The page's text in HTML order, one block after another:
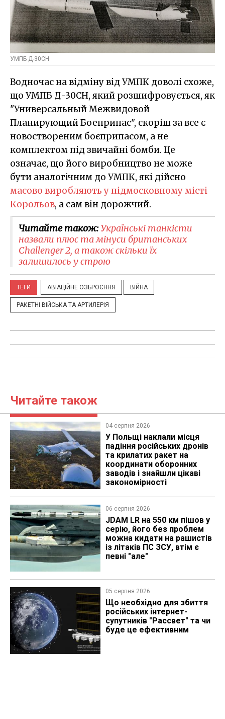
УМПБ Д-30СН
Водночас на відміну від УМПК доволі схоже,
що УМПБ Д-30СН, який розшифровується, як
"Универсальный Межвидовой
Планирующий Боеприпас", скоріш за все є
новоствореним боєприпасом, а не
комплектом під звичайні бомби. Це
означає, що його виробництво не може
бути аналогічним до УМПК, які дійсно
масово виробляють у підмосковному місті
Корольов, а сам він дорожчий.
Читайте також:Українські танкісти
назвали плюс та мінуси британських
Challenger 2, а також скільки їх
залишилось у строю
ТЕГИ АВІАЦІЙНЕ ОЗБРОЄННЯ ВІЙНА
РАКЕТНІ ВІЙСЬКА ТА АРТИЛЕРІЯ
Читайте також
04 серпня 2026
У Польщі наклали місця
падіння російських дронів
та крилатих ракет на
координати оборонних
заводів і знайшли цікаві
закономірності
06 серпня 2026
JDAM LR на 550 км пішов у
серію, його без проблем
можна кидати на рашистів
із літаків ПС ЗСУ, втім є
певні "але"
05 серпня 2026
Що необхідно для збиття
російських інтернет-
супутників "Рассвет" та чи
буде це ефективним